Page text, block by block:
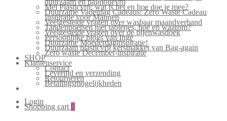
duurzaam en palmolievrij
Mei Plasticvrij: wat is het en hoe doe je mee?
Duurzame Vaderdag Cadeaus: Zero Waste Cadeau
Inspiratie voor Mannen
Veelgestelde vragen over wasbaar maandverband
Tandenpoetsen met tabletjes, hoe en waarom?
Veelgestelde vragen over de bijenwasdoek
Persoonlijke blogs van Inge
Duurzame Moederdaginspiratie!
Duurzaam plasticvrij kerstpakket van Bag-again
Zero waste December-inspiratie
SHOP
Klantenservice
Contact
Levertijd en verzending
Retourneren
Betalingsmogelijkheden
Login
Shopping cart 0